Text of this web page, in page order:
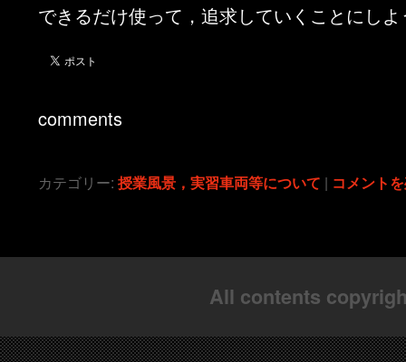
できるだけ使って，追求していくことにし
comments
カテゴリー: 授業風景，実習車両等について | コメント
All contents